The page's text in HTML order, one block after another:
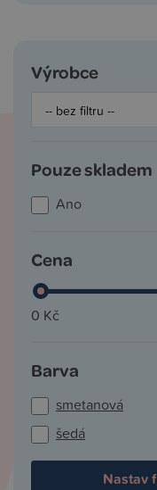
Výrobce
Pouze skladem
Ano
Cena
0 Kč
Barva
smetanová
šedá